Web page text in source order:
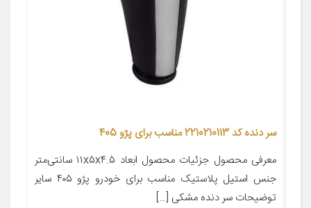
سر دنده کد 2210210113 مناسب برای پژو 405
معرفی محصول جزئیات محصول ابعاد ۱۱x۵x۴.۵ سانتی‌متر
جنس استیل پلاستیک مناسب برای خودرو پژو ۴۰۵ سایر
توضیحات سر دنده مشکی […]